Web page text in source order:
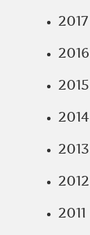
2017
2016
2015
2014
2013
2012
2011